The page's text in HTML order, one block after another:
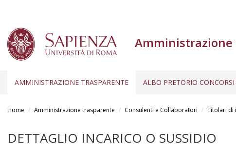
AMMINISTRAZIONE TRASPARENTE ALBO PRETORIO CONCORSI
Home Amministrazione trasparente Consulenti e Collaboratori Titolari di
DETTAGLIO INCARICO O SUSSIDIO